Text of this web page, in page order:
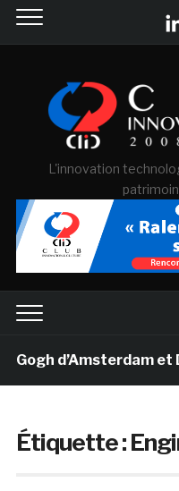
L'innovation
d’Amsterdam et
Étiquette :